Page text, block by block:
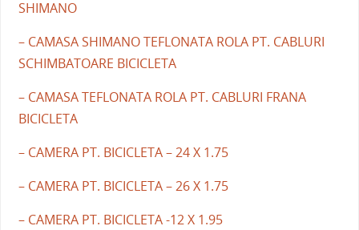
SHIMANO
– CAMASA SHIMANO TEFLONATA ROLA PT. CABLURI
SCHIMBATOARE BICICLETA
– CAMASA TEFLONATA ROLA PT. CABLURI FRANA
BICICLETA
– CAMERA PT. BICICLETA – 24 X 1.75
– CAMERA PT. BICICLETA – 26 X 1.75
– CAMERA PT. BICICLETA -12 X 1.95